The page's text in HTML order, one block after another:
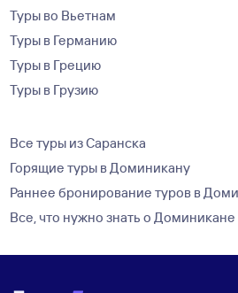
Туры во Вьетнам
Туры в Германию
Туры в Грецию
Туры в Грузию
Все туры из Саранска
Горящие туры в Доминикану
Раннее бронирование туров в
Все, что нужно знать о